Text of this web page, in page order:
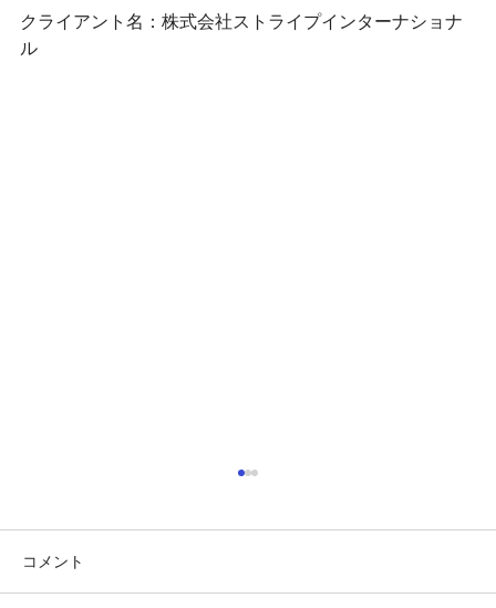
クライアント名：株式会社ストライプインターナショナ
ル
コメント